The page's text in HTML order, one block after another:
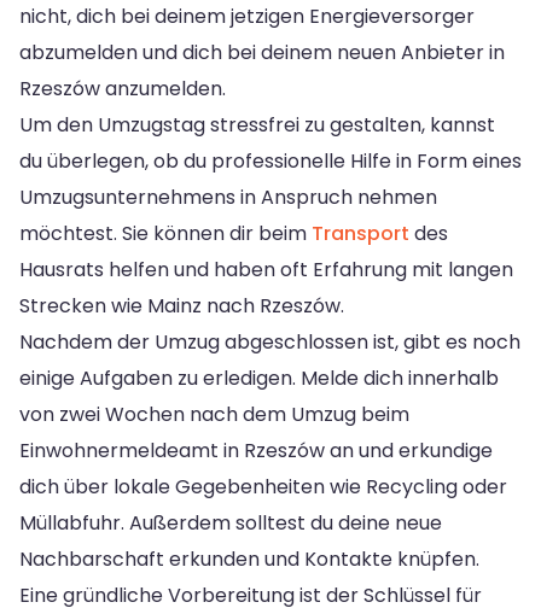
nicht, dich bei deinem jetzigen Energieversorger
abzumelden und dich bei deinem neuen Anbieter in
Rzeszów anzumelden.
Um den Umzugstag stressfrei zu gestalten, kannst
du überlegen, ob du professionelle Hilfe in Form eines
Umzugsunternehmens in Anspruch nehmen
möchtest. Sie können dir beim Transport des
Hausrats helfen und haben oft Erfahrung mit langen
Strecken wie Mainz nach Rzeszów.
Nachdem der Umzug abgeschlossen ist, gibt es noch
einige Aufgaben zu erledigen. Melde dich innerhalb
von zwei Wochen nach dem Umzug beim
Einwohnermeldeamt in Rzeszów an und erkundige
dich über lokale Gegebenheiten wie Recycling oder
Müllabfuhr. Außerdem solltest du deine neue
Nachbarschaft erkunden und Kontakte knüpfen.
Eine gründliche Vorbereitung ist der Schlüssel für